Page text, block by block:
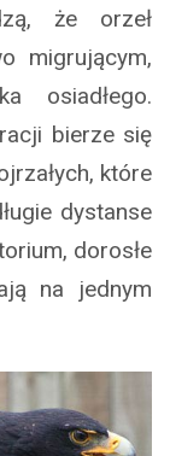
że orzeł
migrującym,
osiadłego.
bierze się
które
dystanse
dorosłe
na jednym